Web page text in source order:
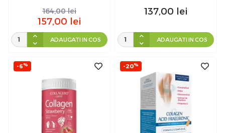
164,00 lei
157,00 lei
ADAUGATI IN COS
137,00 lei
ADAUGATI IN COS
-6% -20%